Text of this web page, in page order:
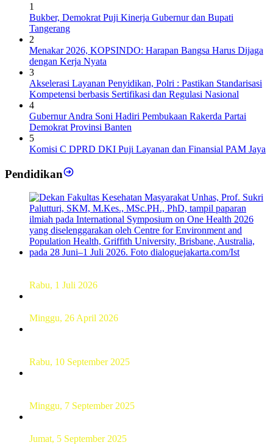
1
Bukber, Demokrat Puji Kinerja Gubernur dan Bupati
Tangerang
2
Menakar 2026, KOPSINDO: Harapan Bangsa Harus Dijaga
dengan Kerja Nyata
3
Akselerasi Layanan Penyidikan, Polri : Pastikan Standarisasi
Kompetensi berbasis Sertifikasi dan Regulasi Nasional
4
Gubernur Andra Soni Hadiri Pembukaan Rakerda Partai
Demokrat Provinsi Banten
5
Komisi C DPRD DKI Puji Layanan dan Finansial PAM Jaya
Pendidikan
Rabu, 1 Juli 2026
Minggu, 26 April 2026
Rabu, 10 September 2025
Minggu, 7 September 2025
Jumat, 5 September 2025